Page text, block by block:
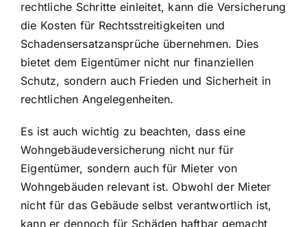
rechtliche Schritte einleitet, kann die Versicherung
die Kosten für Rechtsstreitigkeiten und
Schadensersatzansprüche übernehmen. Dies
bietet dem Eigentümer nicht nur finanziellen
Schutz, sondern auch Frieden und Sicherheit in
rechtlichen Angelegenheiten.
Es ist auch wichtig zu beachten, dass eine
Wohngebäudeversicherung nicht nur für
Eigentümer, sondern auch für Mieter von
Wohngebäuden relevant ist. Obwohl der Mieter
nicht für das Gebäude selbst verantwortlich ist,
kann er dennoch für Schäden haftbar gemacht